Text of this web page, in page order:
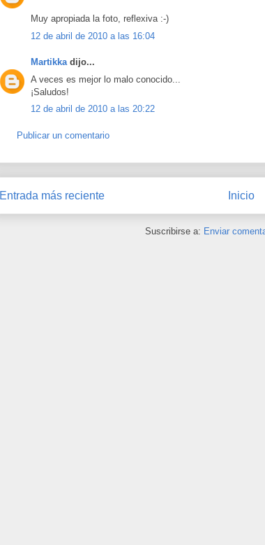
Muy apropiada la foto, reflexiva :-)
12 de abril de 2010 a las 16:04
Martikkadijo...
A veces es mejor lo malo conocido...
¡Saludos!
12 de abril de 2010 a las 20:22
Publicar un comentario
Entrada más reciente Inicio
Suscribirse a: Enviar